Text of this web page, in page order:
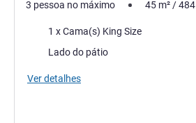
3 pessoa no máximo 45 m²/484
Cama1 x Cama(s) King Size
Vistas:Lado do pátio
Ver detalhes